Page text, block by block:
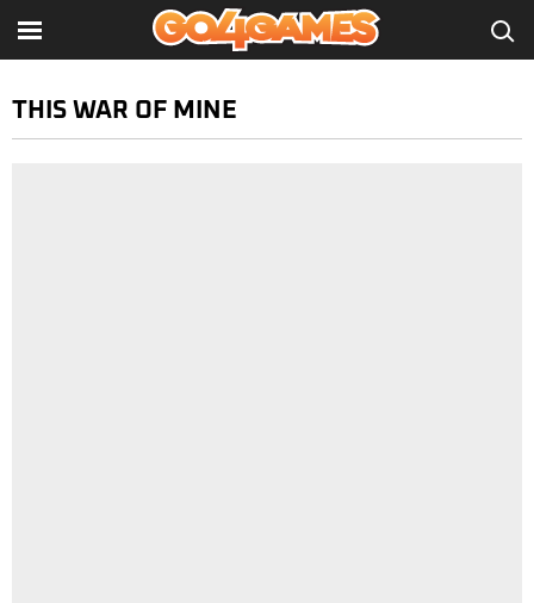
THIS WAR OF MINE